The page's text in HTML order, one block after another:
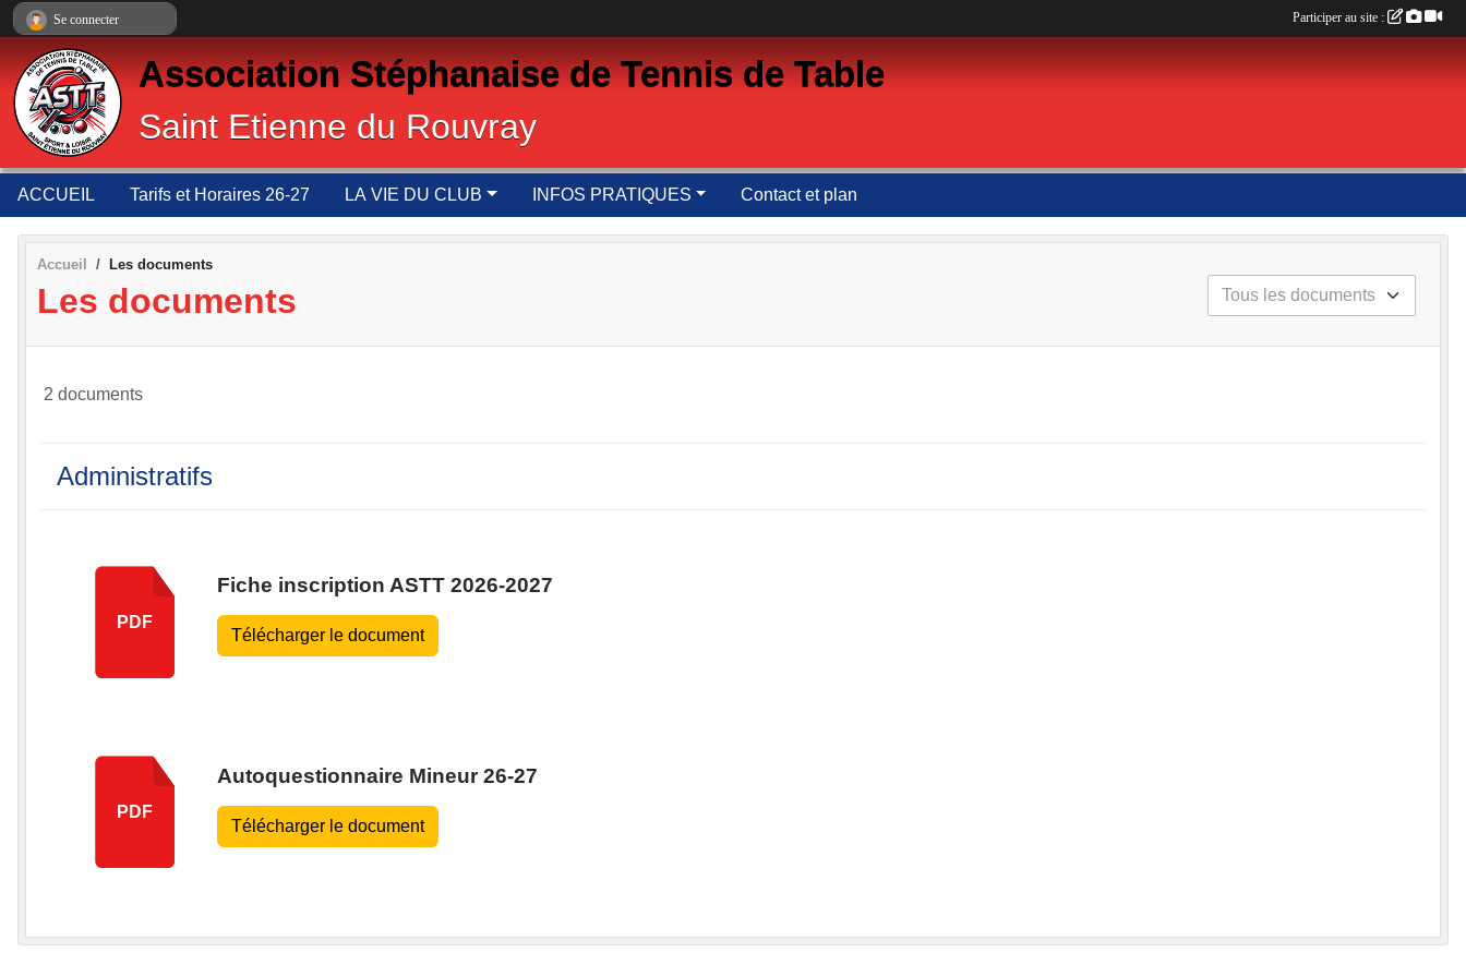
Association Stéphanaise de Tennis de Table
Saint Etienne du Rouvray
ACCUEIL Tarifs et Horaires 26-27 LA VIE DU CLUB INFOS PRATIQUES Contact et plan
Accueil Les documents
Les documents
2 documents
Administratifs
PDF
Fiche inscription ASTT 2026-2027
Télécharger le document
PDF
Autoquestionnaire Mineur 26-27
Télécharger le document
Se connecter Participer au site :
Panneau de gestion des cookies